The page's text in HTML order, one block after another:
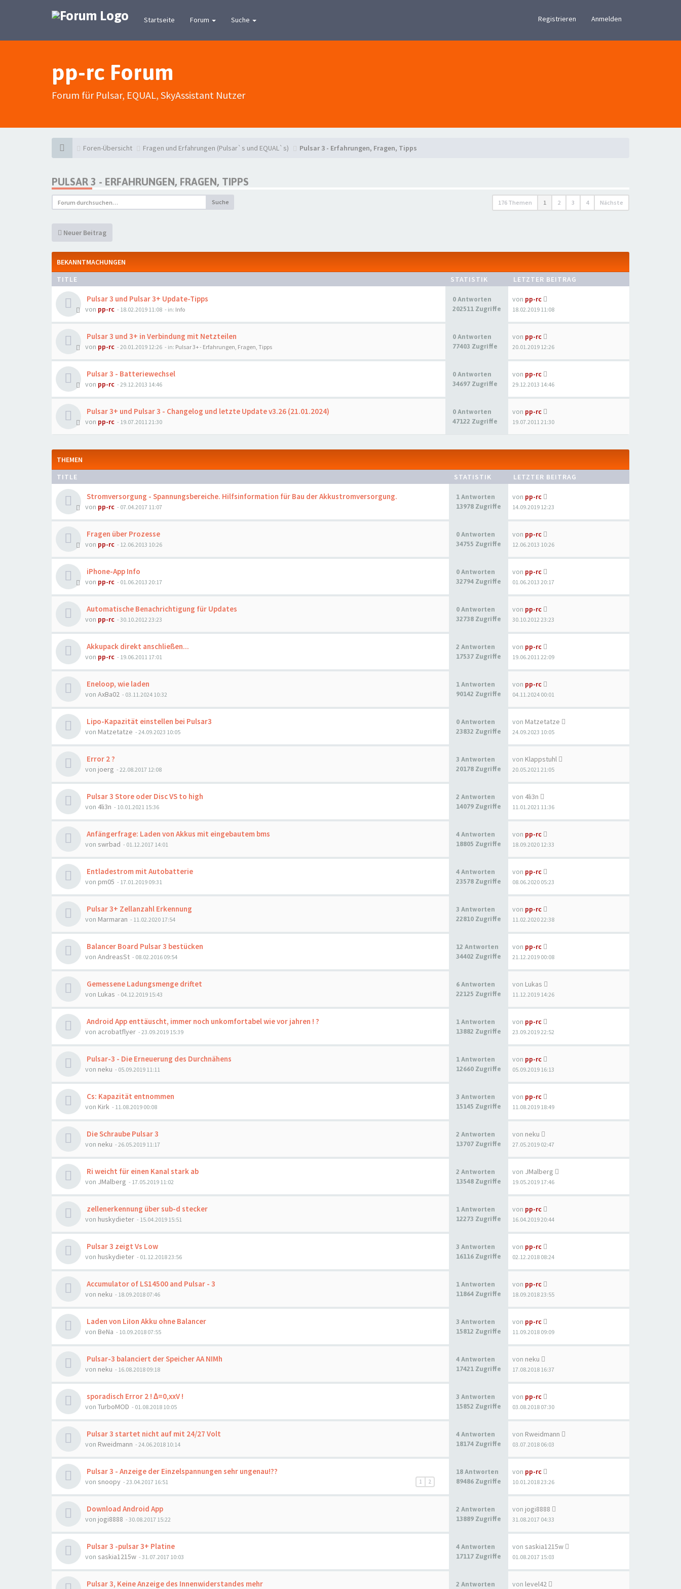
Startseite Forum Suche Registrieren Anmelden
pp-rc Forum
Forum für Pulsar, EQUAL, SkyAssistant Nutzer
Foren-Übersicht Fragen und Erfahrungen (Pulsar`s und EQUAL`s) Pulsar 3 - Erfahrungen, Fragen, Tipps
PULSAR 3 - ERFAHRUNGEN, FRAGEN, TIPPS
Suche 176 Themen 1 2 3 4 Nächste
Neuer Beitrag
BEKANNTMACHUNGEN
TITLE
STATISTIK LETZTER BEITRAG
Pulsar 3 und Pulsar 3+ Update-Tipps
von pp-rc - 18.02.2019 11:08 - in: Info
0 Antworten
202511 Zugriffe
von pp-rc
18.02.2019 11:08
Pulsar 3 und 3+ in Verbindung mit Netzteilen
von pp-rc - 20.01.2019 12:26 - in: Pulsar 3+ - Erfahrungen, Fragen, Tipps
0 Antworten
77403 Zugriffe
von pp-rc
20.01.2019 12:26
Pulsar 3 - Batteriewechsel
von pp-rc - 29.12.2013 14:46
0 Antworten
34697 Zugriffe
von pp-rc
29.12.2013 14:46
Pulsar 3+ und Pulsar 3 - Changelog und letzte Update v3.26 (21.01.2024)
von pp-rc - 19.07.2011 21:30
0 Antworten
47122 Zugriffe
von pp-rc
19.07.2011 21:30
THEMEN
TITLE
STATISTIK LETZTER BEITRAG
Stromversorgung - Spannungsbereiche. Hilfsinformation für Bau der Akkustromversorgung.
von pp-rc - 07.04.2017 11:07
1 Antworten
13978 Zugriffe
von pp-rc
14.09.2019 12:23
Fragen über Prozesse
von pp-rc - 12.06.2013 10:26
0 Antworten
34755 Zugriffe
von pp-rc
12.06.2013 10:26
iPhone-App Info
von pp-rc - 01.06.2013 20:17
0 Antworten
32794 Zugriffe
von pp-rc
01.06.2013 20:17
Automatische Benachrichtigung für Updates
von pp-rc - 30.10.2012 23:23
0 Antworten
32738 Zugriffe
von pp-rc
30.10.2012 23:23
Akkupack direkt anschließen...
von pp-rc - 19.06.2011 17:01
2 Antworten
17537 Zugriffe
von pp-rc
19.06.2011 22:09
Eneloop, wie laden
von AxBa02 - 03.11.2024 10:32
1 Antworten
90142 Zugriffe
von pp-rc
04.11.2024 00:01
Lipo-Kapazität einstellen bei Pulsar3
von Matzetatze - 24.09.2023 10:05
0 Antworten
23832 Zugriffe
von Matzetatze
24.09.2023 10:05
Error 2 ?
von joerg - 22.08.2017 12:08
3 Antworten
20178 Zugriffe
von Klappstuhl
20.05.2021 21:05
Pulsar 3 Store oder Disc VS to high
von 4li3n - 10.01.2021 15:36
2 Antworten
14079 Zugriffe
von 4li3n
11.01.2021 11:36
Anfängerfrage: Laden von Akkus mit eingebautem bms
von swrbad - 01.12.2017 14:01
4 Antworten
18805 Zugriffe
von pp-rc
18.09.2020 12:33
Entladestrom mit Autobatterie
von pm05 - 17.01.2019 09:31
4 Antworten
23578 Zugriffe
von pp-rc
08.06.2020 05:23
Pulsar 3+ Zellanzahl Erkennung
von Marmaran - 11.02.2020 17:54
3 Antworten
22810 Zugriffe
von pp-rc
11.02.2020 22:38
Balancer Board Pulsar 3 bestücken
von AndreasSt - 08.02.2016 09:54
12 Antworten
34402 Zugriffe
von pp-rc
21.12.2019 00:08
Gemessene Ladungsmenge driftet
von Lukas - 04.12.2019 15:43
6 Antworten
22125 Zugriffe
von Lukas
11.12.2019 14:26
Android App enttäuscht, immer noch unkomfortabel wie vor jahren ! ?
von acrobatflyer - 23.09.2019 15:39
1 Antworten
13882 Zugriffe
von pp-rc
23.09.2019 22:52
Pulsar-3 - Die Erneuerung des Durchnähens
von neku - 05.09.2019 11:11
1 Antworten
12660 Zugriffe
von pp-rc
05.09.2019 16:13
Cs: Kapazität entnommen
von Kirk - 11.08.2019 00:08
3 Antworten
15145 Zugriffe
von pp-rc
11.08.2019 18:49
Die Schraube Pulsar 3
von neku - 26.05.2019 11:17
2 Antworten
13707 Zugriffe
von neku
27.05.2019 02:47
Ri weicht für einen Kanal stark ab
von JMalberg - 17.05.2019 11:02
2 Antworten
13548 Zugriffe
von JMalberg
19.05.2019 17:46
zellenerkennung über sub-d stecker
von huskydieter - 15.04.2019 15:51
1 Antworten
12273 Zugriffe
von pp-rc
16.04.2019 20:44
Pulsar 3 zeigt Vs Low
von huskydieter - 01.12.2018 23:56
3 Antworten
16116 Zugriffe
von pp-rc
02.12.2018 08:24
Accumulator of LS14500 and Pulsar - 3
von neku - 18.09.2018 07:46
1 Antworten
11864 Zugriffe
von pp-rc
18.09.2018 23:55
Laden von LiIon Akku ohne Balancer
von BeNa - 10.09.2018 07:55
3 Antworten
15812 Zugriffe
von pp-rc
11.09.2018 09:09
Pulsar-3 balanciert der Speicher АА NIMh
von neku - 16.08.2018 09:18
4 Antworten
17421 Zugriffe
von neku
17.08.2018 16:37
sporadisch Error 2 ! ∆=0,xxV !
von TurboMOD - 01.08.2018 10:05
3 Antworten
15852 Zugriffe
von pp-rc
03.08.2018 07:30
Pulsar 3 startet nicht auf mit 24/27 Volt
von Rweidmann - 24.06.2018 10:14
4 Antworten
18174 Zugriffe
von Rweidmann
03.07.2018 06:03
Pulsar 3 - Anzeige der Einzelspannungen sehr ungenau!??
1 2
von snoopy - 23.04.2017 16:51
18 Antworten
89486 Zugriffe
von pp-rc
10.01.2018 23:26
Download Android App
von jogi8888 - 30.08.2017 15:22
2 Antworten
13889 Zugriffe
von jogi8888
31.08.2017 04:33
Pulsar 3 -pulsar 3+ Platine
von saskia1215w - 31.07.2017 10:03
4 Antworten
17117 Zugriffe
von saskia1215w
01.08.2017 15:03
Pulsar 3, Keine Anzeige des Innenwiderstandes mehr 2 Antworten von level42